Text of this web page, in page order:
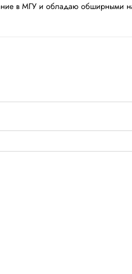
в МГУ и обладаю обширными